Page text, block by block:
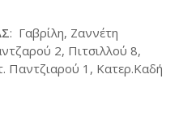
: Γαβρίλη, Ζαννέτη
2, Πιτσιλλού 8,
Παντζιαρού 1, Κατερ.Καδή